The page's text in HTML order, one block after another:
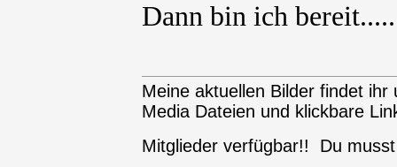
Dann bin ich
Meine aktuellen Bilder findet ihr
Media Dateien und klickbare
Mitglieder verfügbar!! Du